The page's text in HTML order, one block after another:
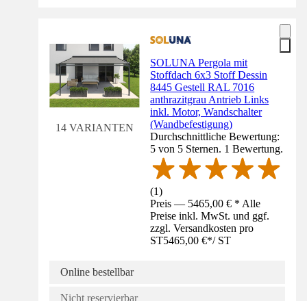
14 VARIANTEN
SOLUNA Pergola mit
Stoffdach 6x3 Stoff Dessin
8445 Gestell RAL 7016
anthrazitgrau Antrieb Links
inkl. Motor, Wandschalter
(Wandbefestigung)
Durchschnittliche Bewertung:
5 von 5 Sternen. 1 Bewertung.
(1)
Preis — 5465,00 € * Alle
Preise inkl. MwSt. und ggf.
zzgl. Versandkosten pro
ST5465,00 €*/ ST
Online bestellbar
Nicht reservierbar